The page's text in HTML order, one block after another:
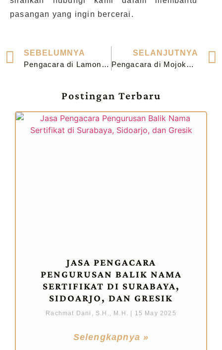
pasangan yang ingin bercerai.
SEBELUMNYA
Pengacara di Lamongan
SELANJUTNYA
Pengacara di Mojokerto
Postingan Terbaru
JASA PENGACARA
PENGURUSAN BALIK NAMA
SERTIFIKAT DI SURABAYA,
SIDOARJO, DAN GRESIK
Rachmat Dani, S.H., M.H. 15 May 2025
Selengkapnya »